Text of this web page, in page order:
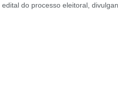
do processo eleitoral,